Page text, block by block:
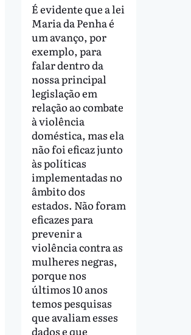
É evidente que a lei
Maria da Penha é
um avanço, por
exemplo, para
falar dentro da
nossa principal
legislação em
relação ao combate
à violência
doméstica, mas ela
não foi eficaz junto
às políticas
implementadas no
âmbito dos
estados. Não foram
eficazes para
prevenir a
violência contra as
mulheres negras,
porque nos
últimos 10 anos
temos pesquisas
que avaliam esses
dados e que